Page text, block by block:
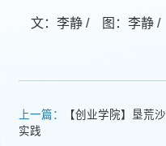
文：李静 / 图：李静
上一篇：
【创业学院】垦荒
实践